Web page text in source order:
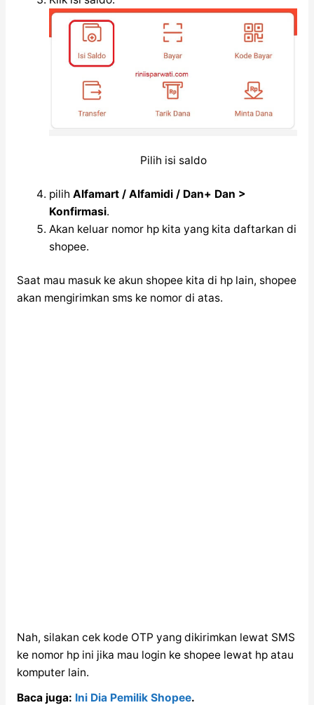
Pilih isi saldo
pilihAlfamart / Alfamidi / Dan+ Dan >
Konfirmasi.
Akan keluar nomor hp kita yang kita daftarkan di
shopee.
Saat mau masuk ke akun shopee kita di hp lain, shopee
akan mengirimkan sms ke nomor di atas.
Nah, silakan cek kode OTP yang dikirimkan lewat SMS
ke nomor hp ini jika mau login ke shopee lewat hp atau
komputer lain.
Baca juga: Ini Dia Pemilik Shopee.